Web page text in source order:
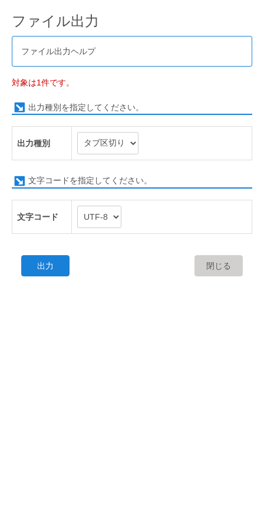
ファイル出力
ファイル出力ヘルプ
対象は1件です。
出力種別を指定してください。
出力種別
文字コードを指定してください。
文字コード